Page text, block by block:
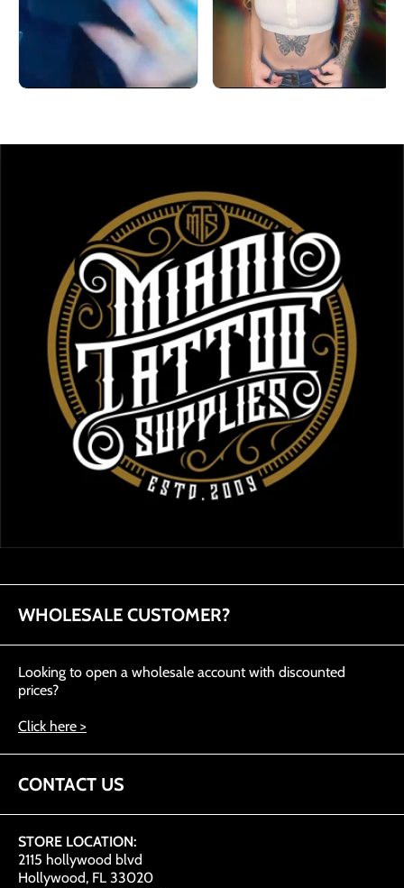
WHOLESALE CUSTOMER?
Looking to open a wholesale account with discounted
prices?
Click here >
CONTACT US
STORE LOCATION:
2115 hollywood blvd
Hollywood, FL 33020